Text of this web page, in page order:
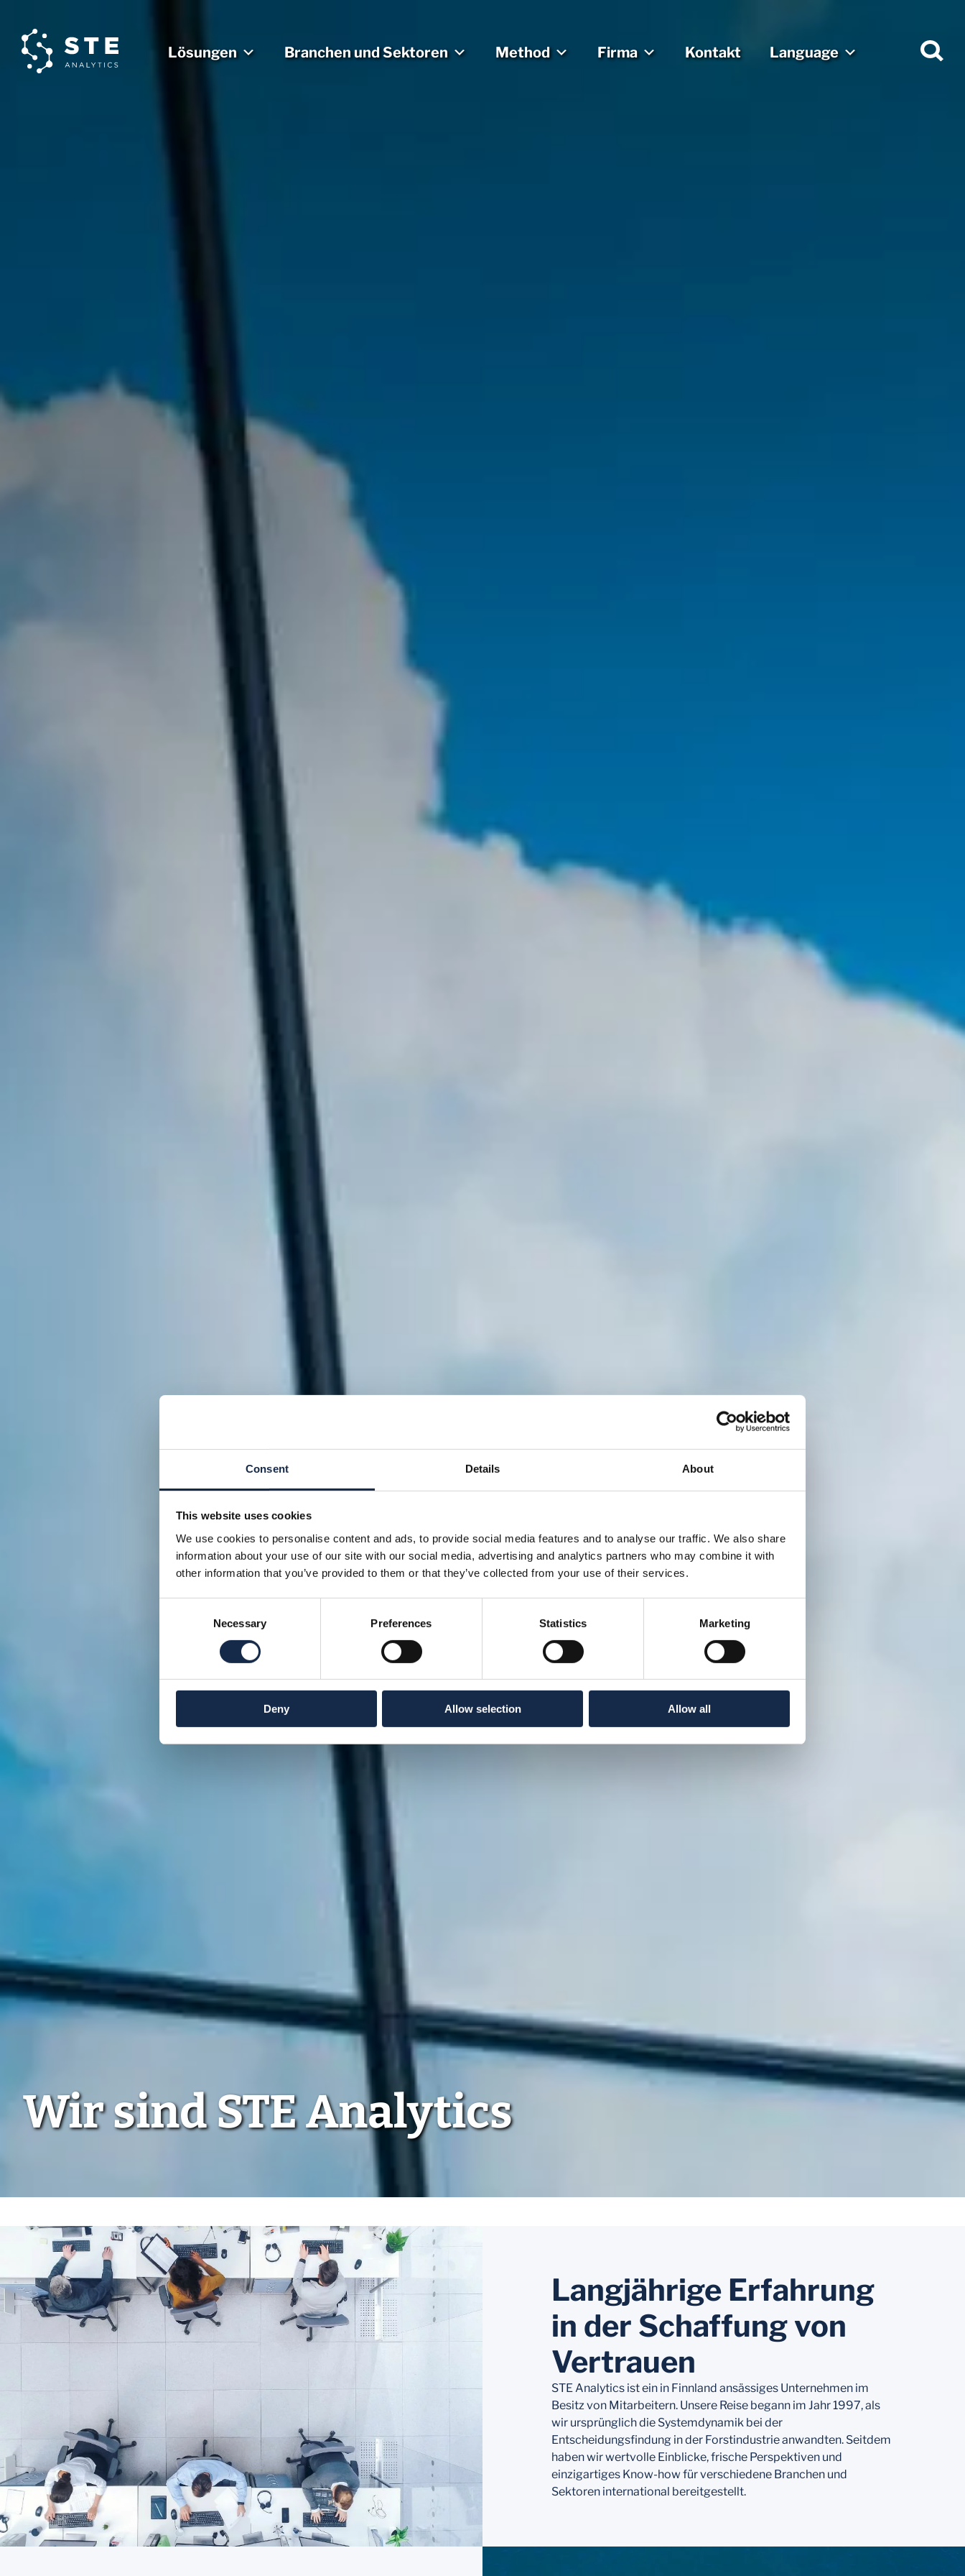
Consent Details About
This website uses cookies
We use cookies to personalise content and ads, to provide social media features and to analyse our traffic. We also share
information about your use of our site with our social media, advertising and analytics partners who may combine it with
other information that you’ve provided to them or that they’ve collected from your use of their services.
Necessary Preferences Statistics Marketing
Deny Allow selection Allow all
Lösungen Branchen und Sektoren Method Firma Kontakt Language
Wir sind STE Analytics
Langjährige Erfahrung
in der Schaffung von
Vertrauen
STE Analytics ist ein in Finnland ansässiges Unternehmen im
Besitz von Mitarbeitern. Unsere Reise begann im Jahr 1997, als
wir ursprünglich die Systemdynamik bei der
Entscheidungsfindung in der Forstindustrie anwandten. Seitdem
haben wir wertvolle Einblicke, frische Perspektiven und
einzigartiges Know-how für verschiedene Branchen und
Sektoren international bereitgestellt.